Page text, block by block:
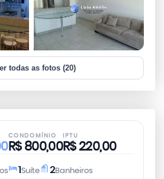
+17
VER TODAS AS FOTOS
todas as fotos (20)
CONDOMÍNIO
R$800,00
IPTU
R$220,00
1 Suíte 2Banheiros